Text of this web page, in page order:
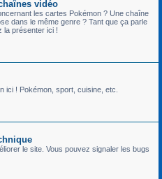
vidéo
les cartes Pokémon ? Une chaîne
dans le même genre ? Tant que ça parle
la présenter ici !
ici ! Pokémon, sport, cuisine, etc.
le site. Vous pouvez signaler les bugs